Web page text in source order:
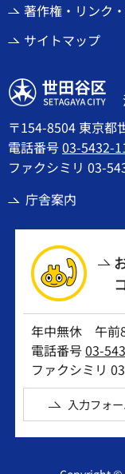
著作権・リンク
サイトマップ
世田谷区
〒154-8504 東京都
電話番号03-5432-
ファクシミリ 03-
庁舎案内
年中無休 午前
電話番号03-
ファクシミリ
入力フォ